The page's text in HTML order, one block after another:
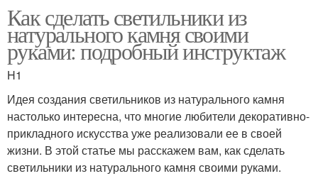
Как сделать светильники из
натурального камня своими
руками: подробный инструктаж
H1
Идея создания светильников из натурального камня
настолько интересна, что многие любители декоративно-
прикладного искусства уже реализовали ее в своей
жизни. В этой статье мы расскажем вам, как сделать
светильники из натурального камня своими руками.